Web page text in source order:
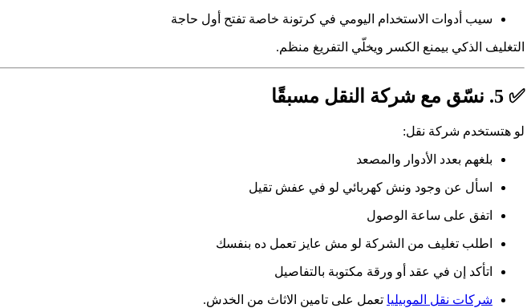
سيب أدوات الاستخدام اليومي في كرتونة خاصة تفتح أول حاجة
التغليف الذكي بيمنع الكسر ويخلّي التفريغ منظم.
✅ 5. نسّق مع شركة النقل مسبقًا
لو هتستخدم شركة نقل:
بلغهم بعدد الأدوار والمصعد
اسأل عن وجود ونش كهربائي لو في عفش تقيل
اتفق على ساعة الوصول
اطلب تغليف من الشركة لو مش عايز تعمل ده بنفسك
اتأكد إن في عقد أو ورقة مكتوبة بالتفاصيل
شركات نقل الموبيليا تعمل على تامين الاثاث من الخدش.